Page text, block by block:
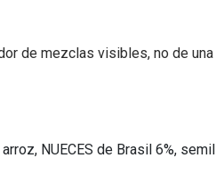
de mezclas visibles, no de una
NUECES de Brasil 6%,